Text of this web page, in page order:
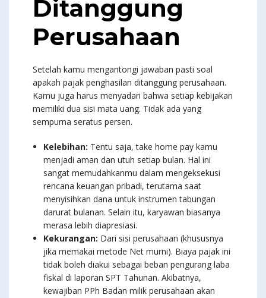
Ditanggung
Perusahaan
Setelah kamu mengantongi jawaban pasti soal
apakah pajak penghasilan ditanggung perusahaan.
Kamu juga harus menyadari bahwa setiap kebijakan
memiliki dua sisi mata uang. Tidak ada yang
sempurna seratus persen.
Kelebihan: Tentu saja, take home pay kamu
menjadi aman dan utuh setiap bulan. Hal ini
sangat memudahkanmu dalam mengeksekusi
rencana keuangan pribadi, terutama saat
menyisihkan dana untuk instrumen tabungan
darurat bulanan. Selain itu, karyawan biasanya
merasa lebih diapresiasi.
Kekurangan: Dari sisi perusahaan (khususnya
jika memakai metode Net murni). Biaya pajak ini
tidak boleh diakui sebagai beban pengurang laba
fiskal di laporan SPT Tahunan. Akibatnya,
kewajiban PPh Badan milik perusahaan akan